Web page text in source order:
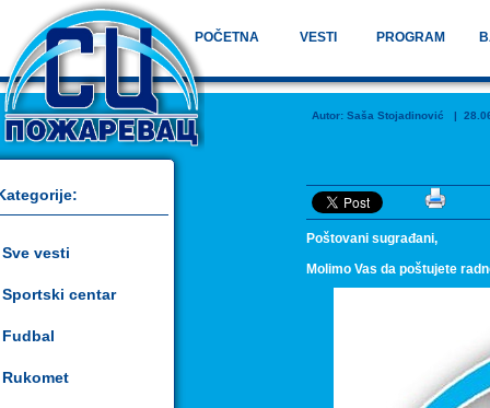
POČETNA VESTI PROGRAM
Sve vesti
Sportski centar
Fudbal
Rukomet
Autor: Saša Stojadinović |
Poštovani sugrađani,
Molimo Vas da poštujete